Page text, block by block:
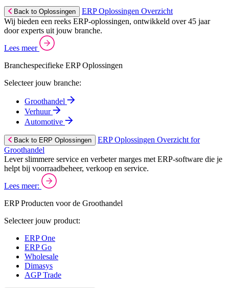
Back to Oplossingen
ERP Oplossingen Overzicht
Wij bieden een reeks ERP-oplossingen, ontwikkeld over 45 jaar
door experts uit jouw branche.
Lees meer
Branchespecifieke ERP Oplossingen
Selecteer jouw branche:
Groothandel
Verhuur
Automotive
Back to ERP Oplossingen
ERP Oplossingen Overzicht for
Groothandel
Lever slimmere service en verbeter marges met ERP-software die je
helpt bij voorraadbeheer, verkoop en service.
Lees meer:
ERP Producten voor de Groothandel
Selecteer jouw product:
ERP One
ERP Go
Wholesale
Dimasys
AGP Trade